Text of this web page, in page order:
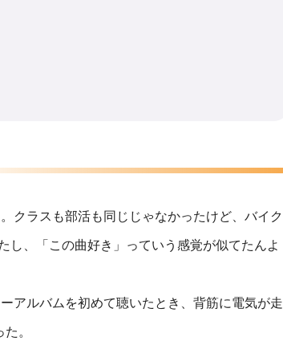
クラスも部活も同じじゃなかったけど、バイク
し、「この曲好き」っていう感覚が似てたんよ
アルバムを初めて聴いたとき、背筋に電気が走
。